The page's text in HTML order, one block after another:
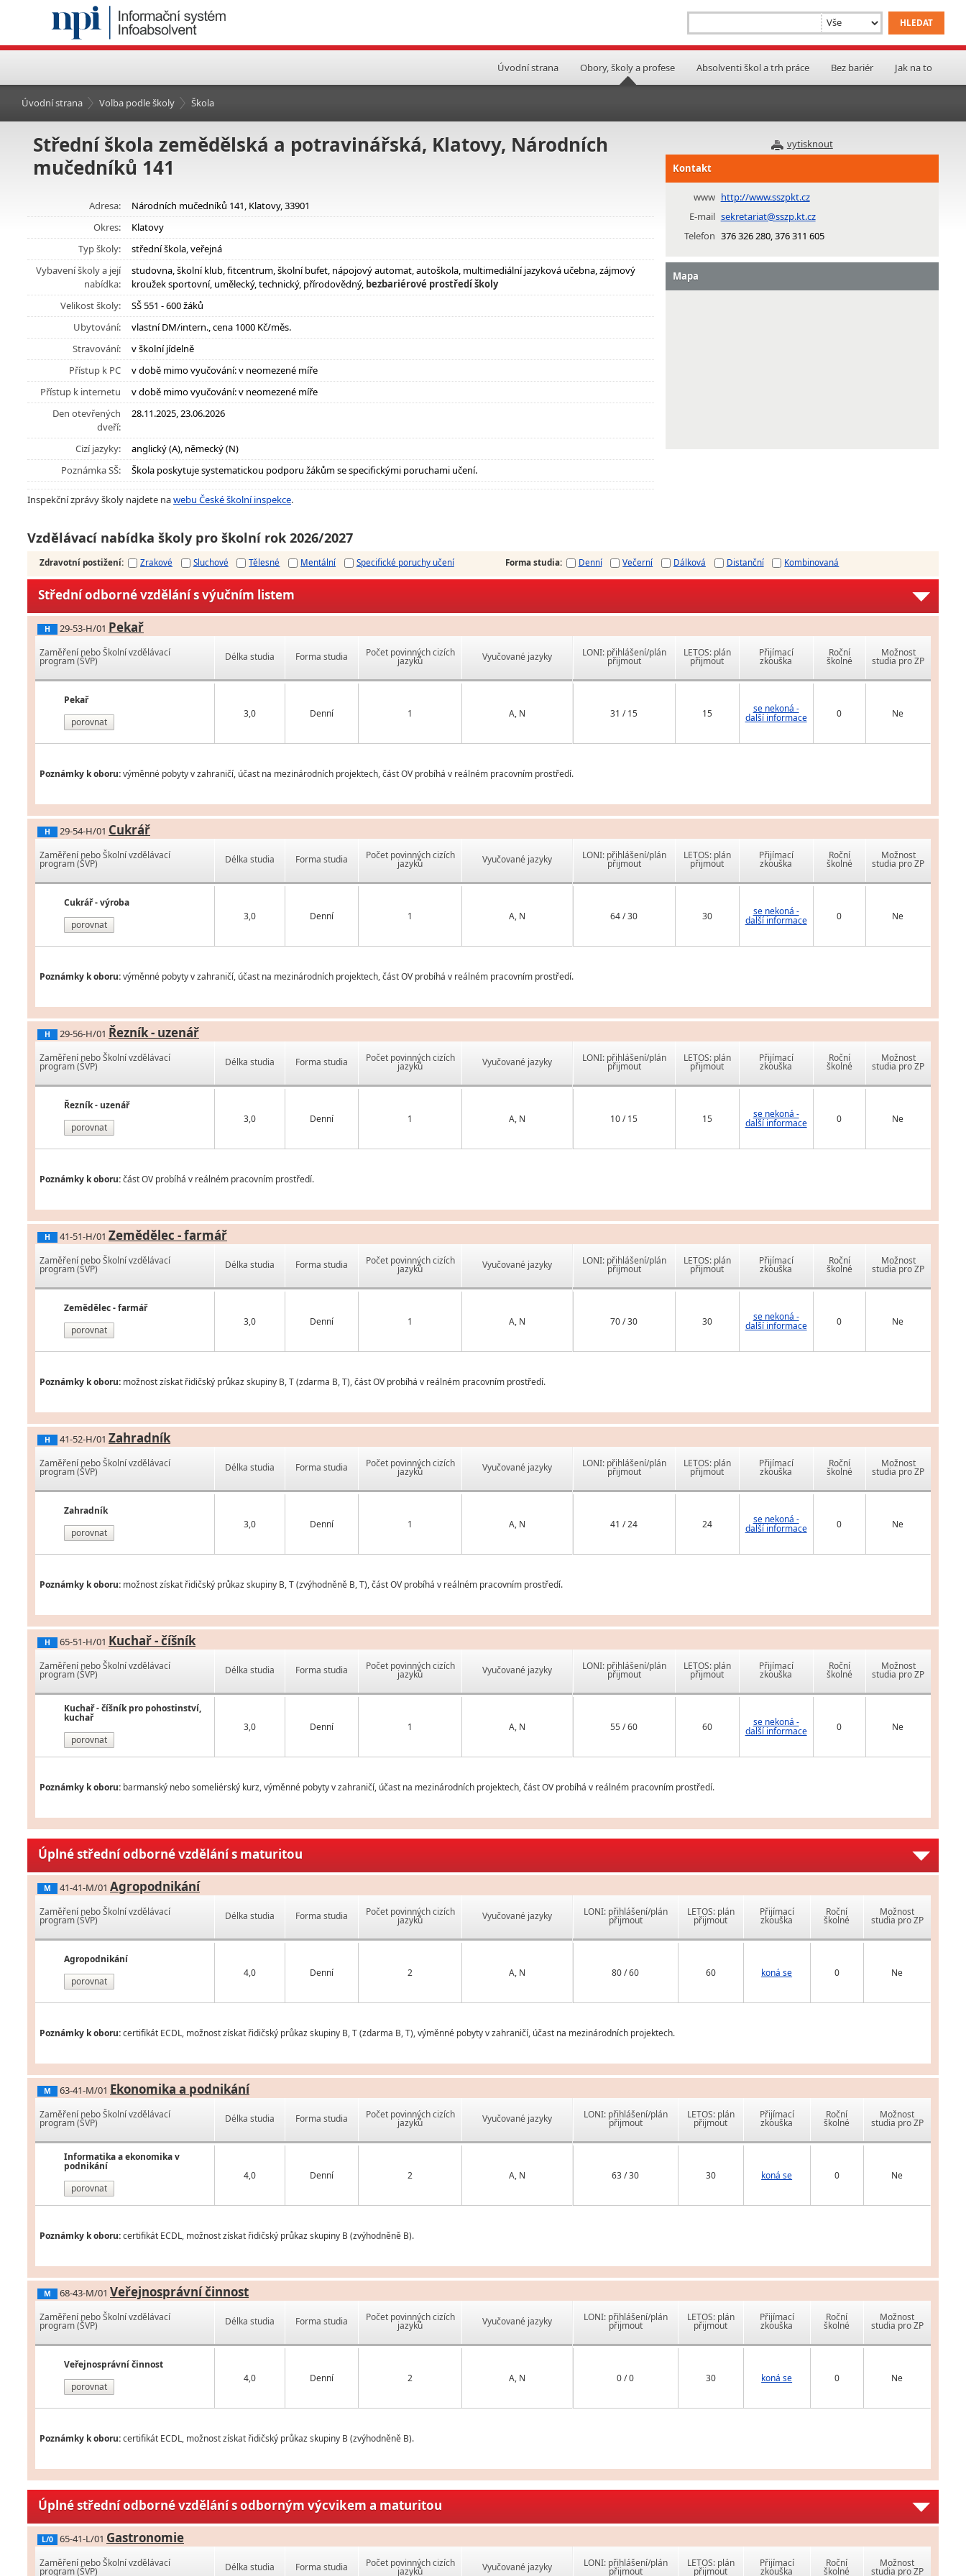
Úvodní strana Obory, školy a profese Absolventi škol a trh práce Bez bariér Jak na to
Úvodní strana Volba podle školy Škola
vytisknout
Střední škola zemědělská a potravinářská, Klatovy, Národních
mučedníků 141
Adresa:
Národních mučedníků 141, Klatovy, 33901
Okres:
Klatovy
Typ školy:
střední škola, veřejná
Vybavení školy a její
nabídka:
studovna, školní klub, fitcentrum, školní bufet, nápojový automat, autoškola, multimediální jazyková učebna, zájmový
kroužek sportovní, umělecký, technický, přírodovědný, bezbariérové prostředí školy
Velikost školy:
SŠ 551 - 600 žáků
Ubytování:
vlastní DM/intern., cena 1000 Kč/měs.
Stravování:
v školní jídelně
Přístup k PC
v době mimo vyučování: v neomezené míře
Přístup k internetu
v době mimo vyučování: v neomezené míře
Den otevřených
dveří:
28.11.2025, 23.06.2026
Cizí jazyky:
anglický (A), německý (N)
Poznámka SŠ:
Škola poskytuje systematickou podporu žákům se specifickými poruchami učení.
Inspekční zprávy školy najdete nawebu České školní inspekce.
Kontakt
www http://www.sszpkt.cz
E-mail sekretariat@sszp.kt.cz
Telefon 376 326 280, 376 311 605
Mapa
Vzdělávací nabídka školy pro školní rok 2026/2027
Zdravotní postižení: Zrakové Sluchové Tělesné Mentální Specifické poruchy učení Forma studia: Denní Večerní Dálková Distanční Kombinovaná
Střední odborné vzdělání s výučním listem
H 29-53-H/01 Pekař
Zaměření nebo Školní vzdělávací
program (ŠVP)
Pekař
porovnat
Délka studia Forma studia Počet povinných cizích
jazyků Vyučované jazyky
3,0 Denní 1 A, N
LONI: přihlášení/plán
přijmout
LETOS: plán
přijmout
Přijímací
zkouška
Roční
školné
Možnost
studia pro ZP
31 / 15 15 se nekoná -
další informace 0 Ne
Poznámky k oboru:výměnné pobyty v zahraničí, účast na mezinárodních projektech, část OV probíhá v reálném pracovním prostředí.
H 29-54-H/01 Cukrář
Zaměření nebo Školní vzdělávací
program (ŠVP)
Cukrář - výroba
porovnat
Délka studia Forma studia Počet povinných cizích
jazyků Vyučované jazyky
3,0 Denní 1 A, N
LONI: přihlášení/plán
přijmout
LETOS: plán
přijmout
Přijímací
zkouška
Roční
školné
Možnost
studia pro ZP
64 / 30 30 se nekoná -
další informace 0 Ne
Poznámky k oboru:výměnné pobyty v zahraničí, účast na mezinárodních projektech, část OV probíhá v reálném pracovním prostředí.
H 29-56-H/01 Řezník - uzenář
Zaměření nebo Školní vzdělávací
program (ŠVP)
Řezník - uzenář
porovnat
Délka studia Forma studia Počet povinných cizích
jazyků Vyučované jazyky
3,0 Denní 1 A, N
LONI: přihlášení/plán
přijmout
LETOS: plán
přijmout
Přijímací
zkouška
Roční
školné
Možnost
studia pro ZP
10 / 15 15 se nekoná -
další informace 0 Ne
Poznámky k oboru:část OV probíhá v reálném pracovním prostředí.
H 41-51-H/01 Zemědělec - farmář
Zaměření nebo Školní vzdělávací
program (ŠVP)
Zemědělec - farmář
porovnat
Délka studia Forma studia Počet povinných cizích
jazyků Vyučované jazyky
3,0 Denní 1 A, N
LONI: přihlášení/plán
přijmout
LETOS: plán
přijmout
Přijímací
zkouška
Roční
školné
Možnost
studia pro ZP
70 / 30 30 se nekoná -
další informace 0 Ne
Poznámky k oboru: možnost získat řidičský průkaz skupiny B, T (zdarma B, T), část OV probíhá v reálném pracovním prostředí.
H 41-52-H/01 Zahradník
Zaměření nebo Školní vzdělávací
program (ŠVP)
Zahradník
porovnat
Délka studia Forma studia Počet povinných cizích
jazyků Vyučované jazyky
3,0 Denní 1 A, N
LONI: přihlášení/plán
přijmout
LETOS: plán
přijmout
Přijímací
zkouška
Roční
školné
Možnost
studia pro ZP
41 / 24 24 se nekoná -
další informace 0 Ne
Poznámky k oboru: možnost získat řidičský průkaz skupiny B, T (zvýhodněně B, T), část OV probíhá v reálném pracovním prostředí.
H 65-51-H/01 Kuchař - číšník
Zaměření nebo Školní vzdělávací
program (ŠVP)
Kuchař - číšník pro pohostinství,
kuchař
porovnat
Délka studia Forma studia Počet povinných cizích
jazyků Vyučované jazyky
3,0 Denní 1 A, N
LONI: přihlášení/plán
přijmout
LETOS: plán
přijmout
Přijímací
zkouška
Roční
školné
Možnost
studia pro ZP
55 / 60 60 se nekoná -
další informace 0 Ne
Poznámky k oboru: barmanský nebo someliérský kurz, výměnné pobyty v zahraničí, účast na mezinárodních projektech, část OV probíhá v reálném pracovním prostředí.
Úplné střední odborné vzdělání s maturitou
M 41-41-M/01 Agropodnikání
Zaměření nebo Školní vzdělávací
program (ŠVP)
Agropodnikání
porovnat
Délka studia Forma studia Počet povinných cizích
jazyků Vyučované jazyky
4,0 Denní 2 A, N
LONI: přihlášení/plán
přijmout
LETOS: plán
přijmout
Přijímací
zkouška
Roční
školné
Možnost
studia pro ZP
80 / 60 60 koná se 0 Ne
Poznámky k oboru:certifikát ECDL, možnost získat řidičský průkaz skupiny B, T (zdarma B, T), výměnné pobyty v zahraničí, účast na mezinárodních projektech.
M 63-41-M/01 Ekonomika a podnikání
Zaměření nebo Školní vzdělávací
program (ŠVP)
Informatika a ekonomika v
podnikání
porovnat
Délka studia Forma studia Počet povinných cizích
jazyků Vyučované jazyky
4,0 Denní 2 A, N
LONI: přihlášení/plán
přijmout
LETOS: plán
přijmout
Přijímací
zkouška
Roční
školné
Možnost
studia pro ZP
63 / 30 30 koná se 0 Ne
Poznámky k oboru:certifikát ECDL, možnost získat řidičský průkaz skupiny B (zvýhodněně B).
M 68-43-M/01 Veřejnosprávní činnost
Zaměření nebo Školní vzdělávací
program (ŠVP)
Veřejnosprávní činnost
porovnat
Délka studia Forma studia Počet povinných cizích
jazyků Vyučované jazyky
4,0 Denní 2 A, N
LONI: přihlášení/plán
přijmout
LETOS: plán
přijmout
Přijímací
zkouška
Roční
školné
Možnost
studia pro ZP
0 / 0 30 koná se 0 Ne
Poznámky k oboru:certifikát ECDL, možnost získat řidičský průkaz skupiny B (zvýhodněně B).
Úplné střední odborné vzdělání s odborným výcvikem a maturitou
L/0 65-41-L/01 Gastronomie
Zaměření nebo Školní vzdělávací
program (ŠVP) Délka studia Forma studia Počet povinných cizích
jazyků Vyučované jazyky LONI: přihlášení/plán
přijmout
LETOS: plán
přijmout
Přijímací
zkouška
Roční
školné
Možnost
studia pro ZP